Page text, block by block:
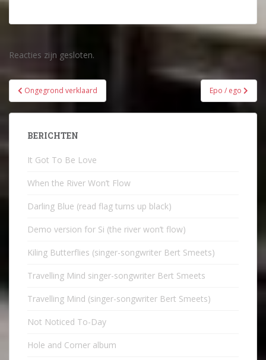
Reacties zijn gesloten.
Bericht
navigatie
Ongegrond verklaard Epo / ego
BERICHTEN
It Got To Be Love
When the River Won’t Flow
Darling Blue (read flag turns up black)
Demo version for Si (the river won’t flow)
Kiling Butterflies (singer-songwriter Bert Smeets)
Travelling Mind singer-songwriter Bert Smeets
Travelling Mind (singer-songwriter Bert Smeets)
Not Noticed To-Day
Hole and Corner album